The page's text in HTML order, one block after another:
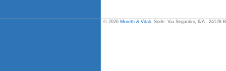
© 2026 Moretti & Vitali . Sede: Via Segantini, 6/A . 24128